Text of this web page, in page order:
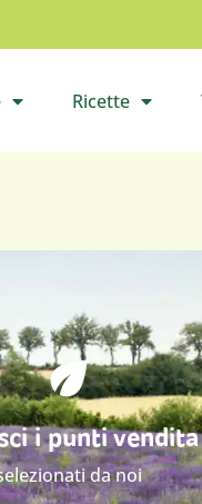
Apri il
Ricette
i punti vendita
da noi